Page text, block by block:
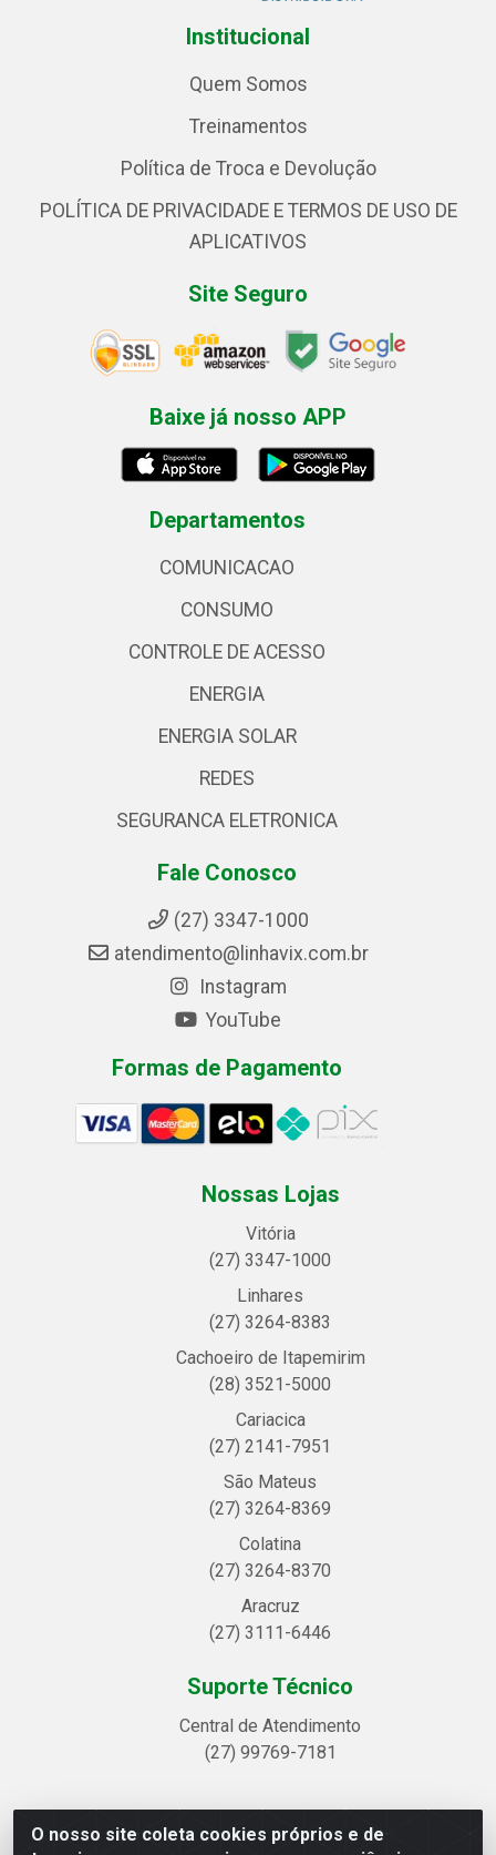
O nosso site coleta cookies próprios e de
Institucional
Quem Somos
Treinamentos
Política de Troca e Devolução
POLÍTICA DE PRIVACIDADE E TERMOS DE USO DE
APLICATIVOS
Site Seguro
Baixe já nosso APP
Departamentos
COMUNICACAO
CONSUMO
CONTROLE DE ACESSO
ENERGIA
ENERGIA SOLAR
REDES
SEGURANCA ELETRONICA
Fale Conosco
(27) 3347-1000
atendimento@linhavix.com.br
Instagram
YouTube
Formas de Pagamento
Nossas Lojas
Vitória
(27) 3347-1000
Linhares
(27) 3264-8383
Cachoeiro de Itapemirim
(28) 3521-5000
Cariacica
(27) 2141-7951
São Mateus
(27) 3264-8369
Colatina
(27) 3264-8370
Aracruz
(27) 3111-6446
Suporte Técnico
Central de Atendimento
(27) 99769-7181
Linhavix Distribuidora LTDA - Avenida Alegre, 2521 -